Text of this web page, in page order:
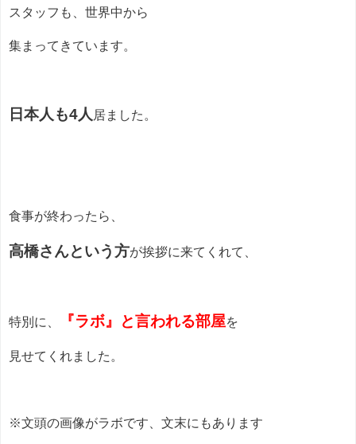
スタッフも、世界中から
集まってきています。
日本人も4人居ました。
食事が終わったら、
高橋さんという方が挨拶に来てくれて、
特別に、 『ラボ』と言われる部屋を
見せてくれました。
※文頭の画像がラボです、文末にもあります